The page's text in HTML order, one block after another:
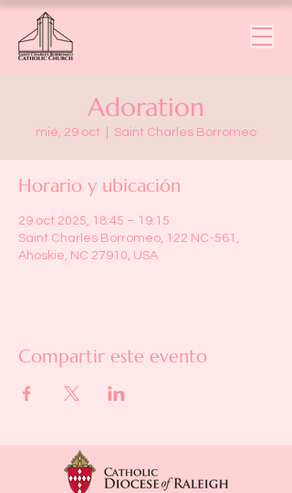
Adoration
mié, 29 oct Saint Charles Borromeo
Horario y ubicación
29 oct 2025, 18:45 – 19:15
Saint Charles Borromeo, 122 NC-561,
Ahoskie, NC 27910, USA
Compartir este evento